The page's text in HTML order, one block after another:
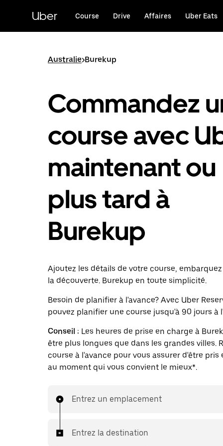
principal
Uber Course Drive Affaires Uber Eats
Australie>Burekup
Commandez
course avec
maintenant ou
plus tard à
Burekup
Ajoutez les détails de votre course,
la découverte. Burekup en toute simplicité.
Besoin de planifier à l'avance? Avec Uber
pouvez planifier une course jusqu'à 90 jours à
Conseil : Les heures de prise en charge à
être plus longues que dans les grandes villes.
course à l'avance pour vous assurer d'être pris
au moment qui vous convient le mieux*.
Entrez un emplacement
Entrez la destination